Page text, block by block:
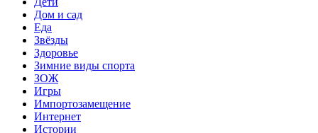
Дом и сад
Еда
Звёзды
Здоровье
Зимние виды спорта
ЗОЖ
Игры
Импортозамещение
Интернет
Истории